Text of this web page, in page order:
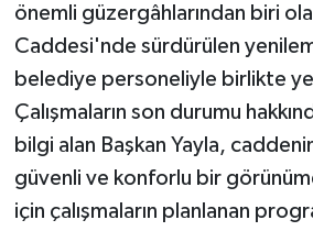
önemli güzergâhlarından biri
Caddesi'nde sürdürülen
belediye personeliyle birlikte
Çalışmaların son durumu
bilgi alan Başkan Yayla,
güvenli ve konforlu bir
için çalışmaların planlanan